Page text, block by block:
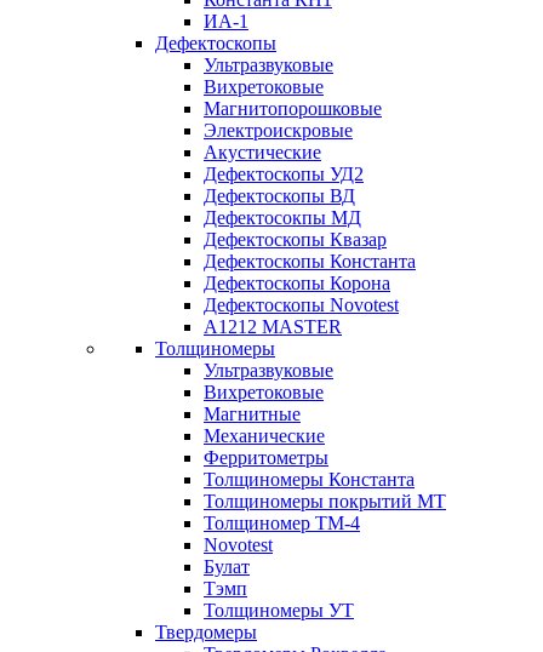
ИА-1
Дефектоскопы
Ультразвуковые
Вихретоковые
Магнитопорошковые
Электроискровые
Акустические
Дефектоскопы УД2
Дефектоскопы ВД
Дефектосокпы МД
Дефектоскопы Квазар
Дефектоскопы Константа
Дефектоскопы Корона
Дефектоскопы Novotest
А1212 MASTER
Толщиномеры
Ультразвуковые
Вихретоковые
Магнитные
Механические
Ферритометры
Толщиномеры Константа
Толщиномеры покрытий МТ
Толщиномер ТМ-4
Novotest
Булат
Тэмп
Толщиномеры УТ
Твердомеры